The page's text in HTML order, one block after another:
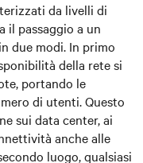
da livelli di
il passaggio a un
due modi. In primo
della rete si
portando le
di utenti. Questo
sui data center, ai
anche alle
luogo, qualsiasi